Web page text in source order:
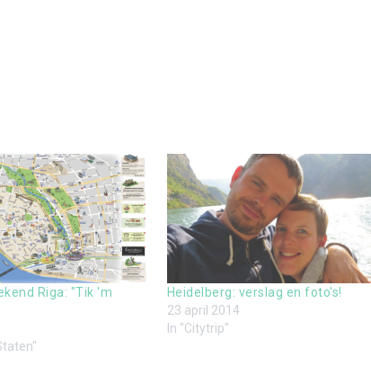
Riga: "Tik 'm
Heidelberg: verslag en foto's!
23 april 2014
In "Citytrip"